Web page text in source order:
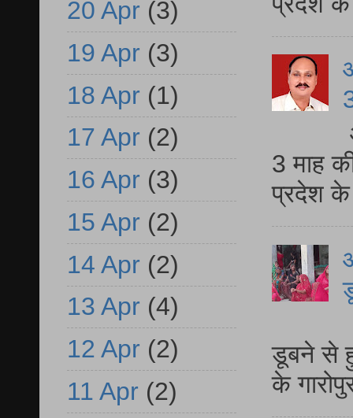
3 माह
प्रदेश
डूबने से
के
20 Apr (3)
19 Apr (3)
18 Apr (1)
17 Apr (2)
16 Apr (3)
15 Apr (2)
14 Apr (2)
13 Apr (4)
12 Apr (2)
11 Apr (2)